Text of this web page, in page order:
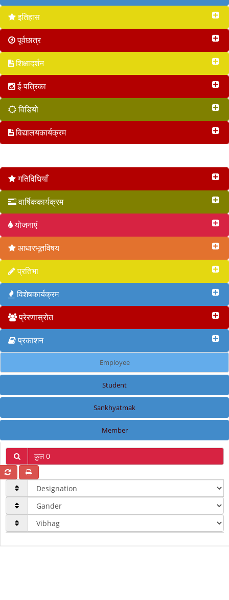
इतिहास
पूर्वछात्र
शिक्षादर्शन
ई-पत्रिका
विडियो
विद्यालयकार्यक्रम
गतिविधियाँ
वार्षिककार्यक्रम
योजनाएं
आधारभूतविषय
प्रतिभा
विशेषकार्यक्रम
प्रेरणास्रोत
प्रकाशन
Employee
Student
Sankhyatmak
Member
कुल 0